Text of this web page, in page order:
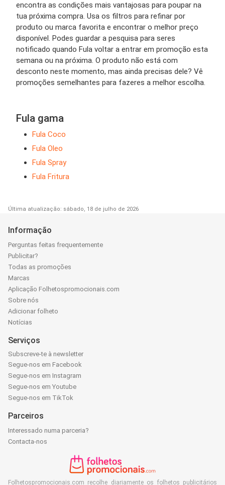
encontra as condições mais vantajosas para poupar na
tua próxima compra. Usa os filtros para refinar por
produto ou marca favorita e encontrar o melhor preço
disponível. Podes guardar a pesquisa para seres
notificado quando Fula voltar a entrar em promoção esta
semana ou na próxima. O produto não está com
desconto neste momento, mas ainda precisas dele? Vê
promoções semelhantes para fazeres a melhor escolha.
Fula gama
Fula Coco
Fula Oleo
Fula Spray
Fula Fritura
Última atualização: sábado, 18 de julho de 2026
Informação
Perguntas feitas frequentemente
Publicitar?
Todas as promoções
Marcas
Aplicação Folhetospromocionais.com
Sobre nós
Adicionar folheto
Notícias
Serviços
Subscreve-te à newsletter
Segue-nos em Facebook
Segue-nos em Instagram
Segue-nos em Youtube
Segue-nos em TikTok
Parceiros
Interessado numa parceria?
Contacta-nos
Folhetospromocionais.com recolhe diariamente os folhetos publicitários